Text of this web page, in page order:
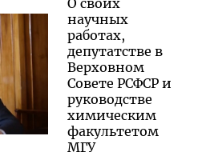
научных
работах,
депутатстве в
Верховном
Совете РСФСР и
руководстве
химическим
факультетом
МГУ